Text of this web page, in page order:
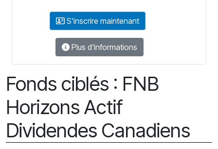
S'inscrire maintenant
Plus d'informations
Fonds ciblés : FNB
Horizons Actif
Dividendes Canadiens